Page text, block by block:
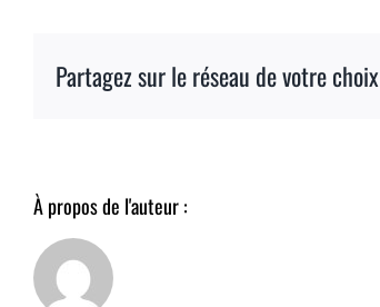
Partagez sur le réseau de votre choix
À propos de l'auteur :